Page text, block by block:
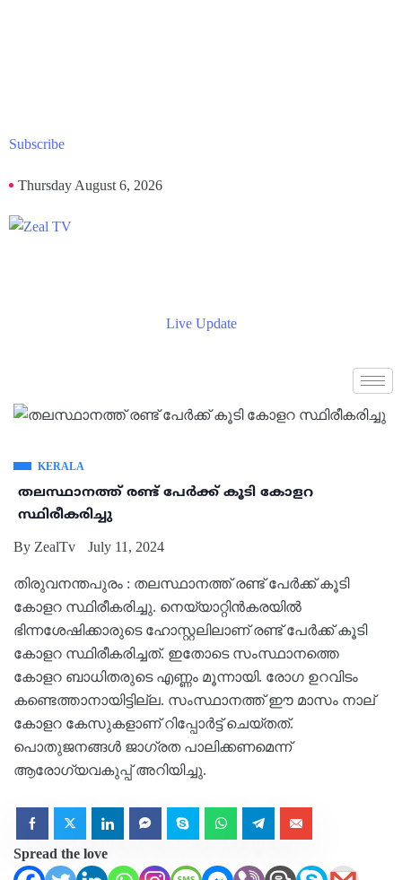
Subscribe
Thursday August 6, 2026
Live Update
KERALA
തലസ്ഥാനത്ത് രണ്ട് പേര്‍ക്ക് കൂടി കോളറ
സ്ഥിരീകരിച്ചു
By ZealTv July 11, 2024
തിരുവനന്തപുരം : തലസ്ഥാനത്ത് രണ്ട് പേര്‍ക്ക് കൂടി
കോളറ സ്ഥിരീകരിച്ചു. നെയ്യാറ്റിന്‍കരയില്‍
ഭിന്നശേഷിക്കാരുടെ ഹോസ്റ്റലിലാണ് രണ്ട് പേര്‍ക്ക് കൂടി
കോളറ സ്ഥിരീകരിച്ചത്. ഇതോടെ സംസ്ഥാനത്തെ
കോളറ ബാധിതരുടെ എണ്ണം മൂന്നായി. രോഗ ഉറവിടം
കണ്ടെത്താനായിട്ടില്ല. സംസ്ഥാനത്ത് ഈ മാസം നാല്
കോളറ കേസുകളാണ് റിപ്പോര്‍ട്ട് ചെയ്തത്.
പൊതുജനങ്ങള്‍ ജാഗ്രത പാലിക്കണമെന്ന്
ആരോഗ്യവകുപ്പ് അറിയിച്ചു.
Spread the love